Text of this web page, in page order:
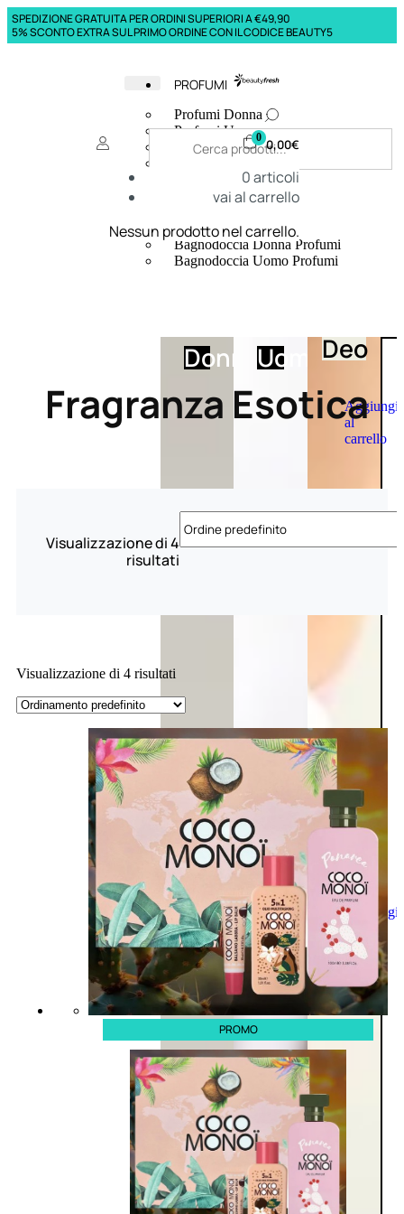
SPEDIZIONE GRATUITA PER ORDINI SUPERIORI A €49,90
5% SCONTO EXTRA SUL PRIMO ORDINE CON IL CODICE BEAUTY5
PROFUMI
Profumi Donna
Profumi Uomo
Deodoranti Donna
Corpo Donna
Corpo Uomo
Creme Mani
Bagnodoccia Donna Profumi
Bagnodoccia Uomo Profumi
DonnaUomoDeo
Aggiungi
al
carrello
Aggiungi
al
carrello
0 0,00€
0articoli
vai al carrello
Nessun prodotto nel carrello.
Fragranza Esotica
Visualizzazione di 4
risultati
Visualizzazione di 4 risultati
PROMO